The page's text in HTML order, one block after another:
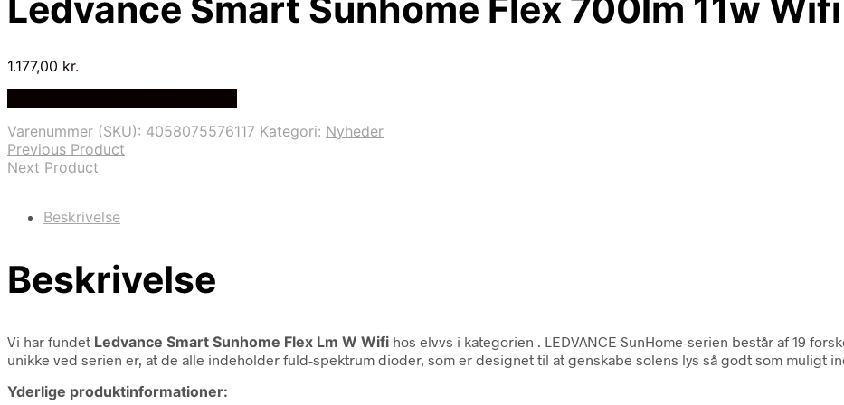
Ledvance Smart Sunhome Flex 700lm 11w Wifi
1.177,00 kr.
Varenummer (SKU): 4058075576117 Kategori: Nyheder
Previous Product
Next Product
Beskrivelse
Beskrivelse
Vi har fundet Ledvance Smart Sunhome Flex Lm W Wifi hos elvvs i kategorien
. LEDVANCE SunHome-serien består af 19
unikke ved serien er, at de alle indeholder fuld-spektrum dioder, som er designet til at genskabe solens lys så godt som muligt
Yderlige produktinformationer: